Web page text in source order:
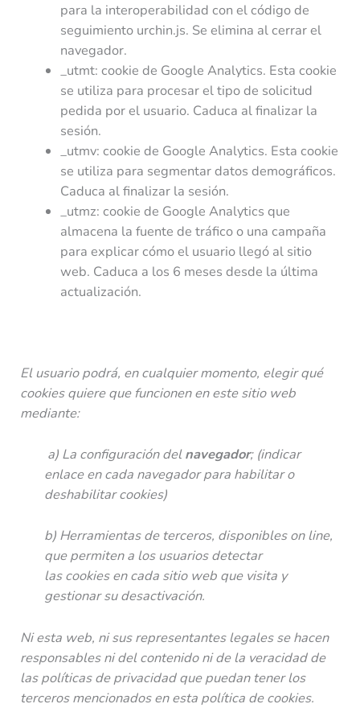
para la interoperabilidad con el código de
seguimiento urchin.js. Se elimina al cerrar el
navegador.
_utmt: cookie de Google Analytics. Esta cookie
se utiliza para procesar el tipo de solicitud
pedida por el usuario. Caduca al finalizar la
sesión.
_utmv: cookie de Google Analytics. Esta cookie
se utiliza para segmentar datos demográficos.
Caduca al finalizar la sesión.
_utmz: cookie de Google Analytics que
almacena la fuente de tráfico o una campaña
para explicar cómo el usuario llegó al sitio
web. Caduca a los 6 meses desde la última
actualización.
El usuario podrá, en cualquier momento, elegir qué
cookies quiere que funcionen en este sitio web
mediante:
a) La configuración del navegador; (indicar
enlace en cada navegador para habilitar o
deshabilitar cookies)
b) Herramientas de terceros, disponibles on line,
que permiten a los usuarios detectar
las cookies en cada sitio web que visita y
gestionar su desactivación.
Ni esta web, ni sus representantes legales se hacen
responsables ni del contenido ni de la veracidad de
las políticas de privacidad que puedan tener los
terceros mencionados en esta política de cookies.